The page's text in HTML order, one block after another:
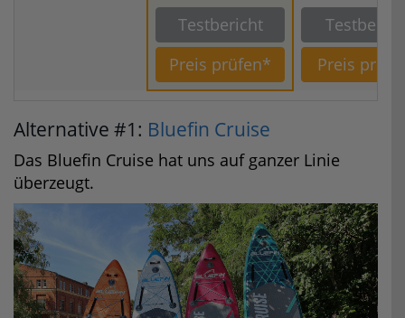
Testbericht
Preis prüfen*
Preis
Alternative #1: Bluefin Cruise
Das Bluefin Cruise hat uns auf ganzer Linie
überzeugt.